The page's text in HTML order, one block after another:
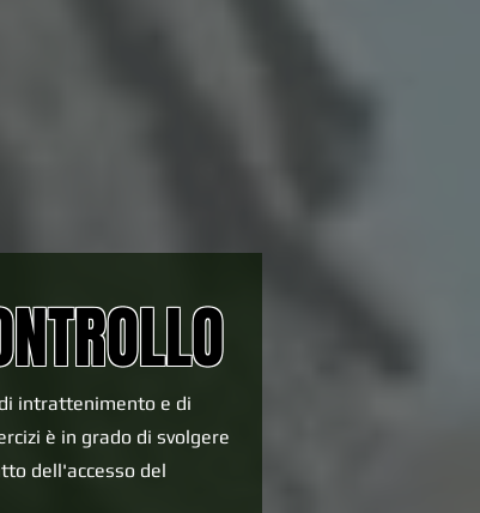
intrattenimento e di
è in grado di svolgere
dell'accesso del